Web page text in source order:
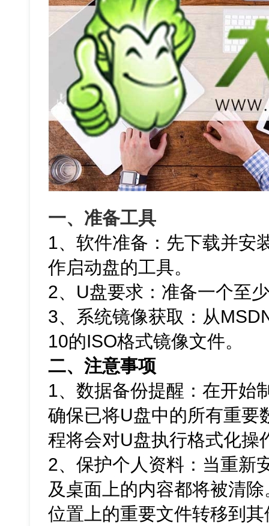
一、准备工具
1、软件准备：先下载并安
作启动盘的工具。
2、U盘要求：准备一个至
3、系统镜像获取：从
10的ISO格式镜像文件。
二、注意事项
1、数据备份提醒：在开始
确保已将U盘中的所有重要
程将会对U盘执行格式化操
2、保护个人资料：当重新
及桌面上的内容都将被清
位置上的重要文件转移到